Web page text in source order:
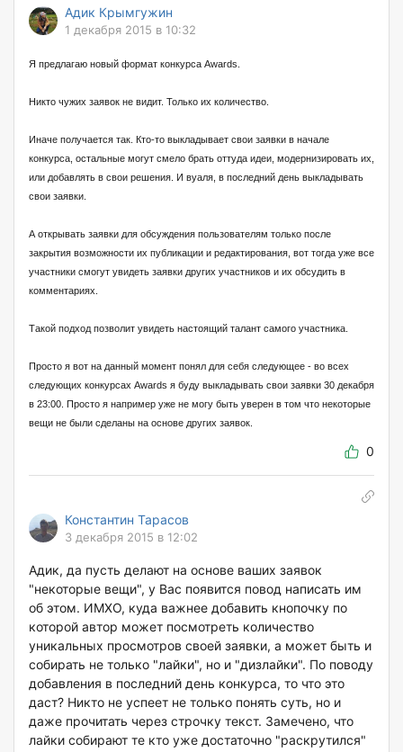
Адик Крымгужин
1 декабря 2015 в 10:32
Я предлагаю новый формат конкурса Awards.
Никто чужих заявок не видит. Только их количество.
Иначе получается так. Кто-то выкладывает свои заявки в начале
конкурса, остальные могут смело брать оттуда идеи, модернизировать их,
или добавлять в свои решения. И вуаля, в последний день выкладывать
свои заявки.
А открывать заявки для обсуждения пользователям только после
закрытия возможности их публикации и редактирования, вот тогда уже все
участники смогут увидеть заявки других участников и их обсудить в
комментариях.
Такой подход позволит увидеть настоящий талант самого участника.
Просто я вот на данный момент понял для себя следующее - во всех
следующих конкурсах Awards я буду выкладывать свои заявки 30 декабря
в 23:00. Просто я например уже не могу быть уверен в том что некоторые
вещи не были сделаны на основе других заявок.
0
Константин Тарасов
3 декабря 2015 в 12:02
Адик, да пусть делают на основе ваших заявок
"некоторые вещи", у Вас появится повод написать им
об этом. ИМХО, куда важнее добавить кнопочку по
которой автор может посмотреть количество
уникальных просмотров своей заявки, а может быть и
собирать не только "лайки", но и "дизлайки". По поводу
добавления в последний день конкурса, то что это
даст? Никто не успеет не только понять суть, но и
даже прочитать через строчку текст. Замечено, что
лайки собирают те кто уже достаточно "раскрутился"